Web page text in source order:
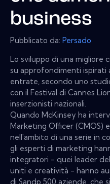
business
Pubblicato da: Persado
Lo sviluppo di una migliore
su approfondimenti ispirati
entrate, secondo uno
con il Festival di Cannes
inserzionisti nazionali.
Quando McKinsey ha
Marketing Officer (CMOS)
nell'ambito di una serie in
gli esperti di marketing
integratori - quei leader
uniti e creatività - hanno
di Sandp 500 aziende, che